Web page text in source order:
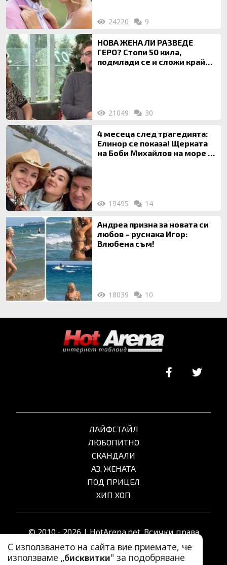
24220 9
НОВА ЖЕНА ЛИ РАЗВЕДЕ
ГЕРО? Стопи 50 кила,
подмлади се и сложи край
21049 30
4 месеца след трагедията:
Елинор се показа! Щерката
на Боби Михайлов на море с
19495 14
Андреа призна за новата си
любов – руснака Игор:
Влюбена съм!
18039 10
С използването на сайта вие приемате, че
използваме „бисквитки" за подобряване
ЛАЙФСТАЙЛ
ЛЮБОПИТНО
СКАНДАЛИ
АЗ, ЖЕНАТА
ПОД ПРИЦЕЛ
ХИП ХОП
© 2010 - 2026 | HotArena.net. Всички права
запазени.